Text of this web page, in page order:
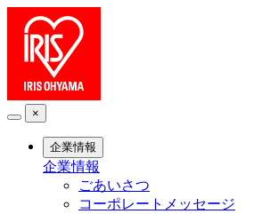
×
企業情報
企業情報
ごあいさつ
コーポレートメッセージ